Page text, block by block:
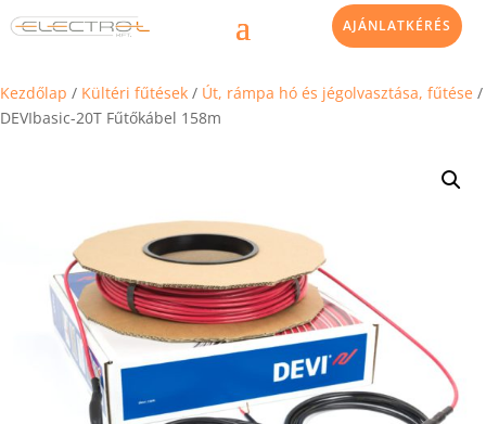
AJÁNLATKÉRÉS
Kezdőlap / Kültéri fűtések / Út, rámpa hó és jégolvasztása, fűtése /
DEVIbasic-20T Fűtőkábel 158m